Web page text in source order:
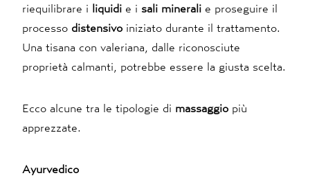
riequilibrare i liquidi e i sali minerali e proseguire il
processo distensivo iniziato durante il trattamento.
Una tisana con valeriana, dalle riconosciute
proprietà calmanti, potrebbe essere la giusta scelta.
Ecco alcune tra le tipologie di massaggio più
apprezzate.
Ayurvedico